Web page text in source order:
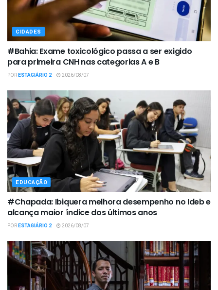
CIDADES
#Bahia: Exame toxicológico passa a ser exigido
para primeira CNH nas categorias A e B
PORESTAGIÁRIO 2 2026/08/07
EDUCAÇÃO
#Chapada: Ibiquera melhora desempenho no Ideb e
alcança maior índice dos últimos anos
PORESTAGIÁRIO 2 2026/08/07